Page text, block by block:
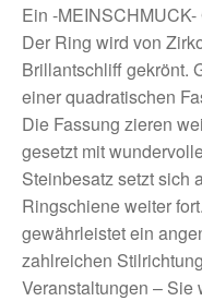
Ein -
Der Ring wird von
Brillantschliff gekrönt.
einer quadratischen
Die Fassung zieren
gesetzt mit
Steinbesatz setzt sich
Ringschiene weiter
gewährleistet ein
zahlreichen
Veranstaltungen – Sie